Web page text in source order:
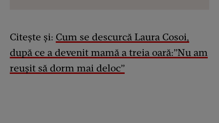
Citește și: Cum se descurcă Laura Cosoi,
după ce a devenit mamă a treia oară:”Nu am
reușit să dorm mai deloc”